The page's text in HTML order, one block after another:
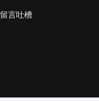
留言吐槽